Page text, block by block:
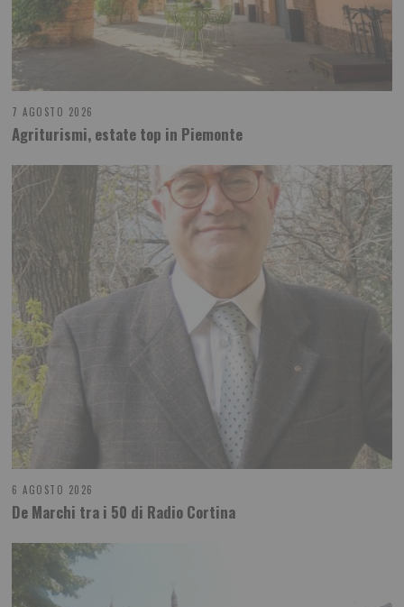
7 AGOSTO 2026
Agriturismi, estate top in Piemonte
6 AGOSTO 2026
De Marchi tra i 50 di Radio Cortina